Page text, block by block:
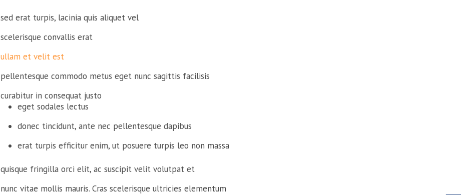
sed erat turpis, lacinia quis aliquet vel
scelerisque convallis erat
ullam et velit est
pellentesque commodo metus eget nunc sagittis facilisis
curabitur in consequat justo
eget sodales lectus
donec tincidunt, ante nec pellentesque dapibus
erat turpis efficitur enim, ut posuere turpis leo non massa
quisque fringilla orci elit, ac suscipit velit volutpat et
nunc vitae mollis mauris. Cras scelerisque ultricies elementum